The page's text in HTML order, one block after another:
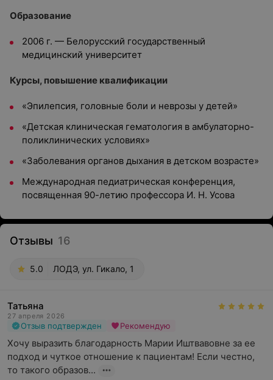
Образование
2006 г. — Белорусский государственный
медицинский университет
Курсы, повышение квалификации
«Эпилепсия, головные боли и неврозы у детей»
«Детская клиническая гематология в амбулаторно-
поликлинических условиях»
«Заболевания органов дыхания в детском возрасте»
Международная педиатрическая конференция,
посвященная 90-летию профессора И. Н. Усова
Отзывы 16
5.0 ЛОДЭ, ул. Гикало, 1
Татьяна
27 апреля 2026
Отзыв подтвержден Рекомендую
Хочу выразить благодарность Марии Иштвавовне за ее
подход и чуткое отношение к пациентам! Если честно,
то такого образов...